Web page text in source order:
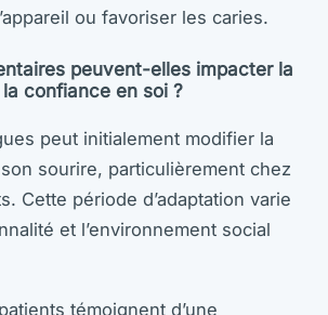
ou favoriser les caries.
peuvent-elles impacter la
confiance en soi ?
peut initialement modifier la
sourire, particulièrement chez
Cette période d’adaptation varie
et l’environnement social
témoignent d’une